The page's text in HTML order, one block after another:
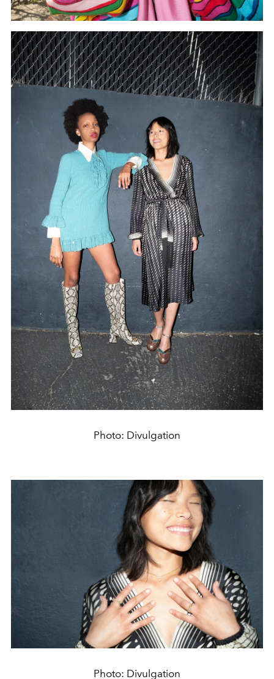
Photo: Divulgation
Photo: Divulgation